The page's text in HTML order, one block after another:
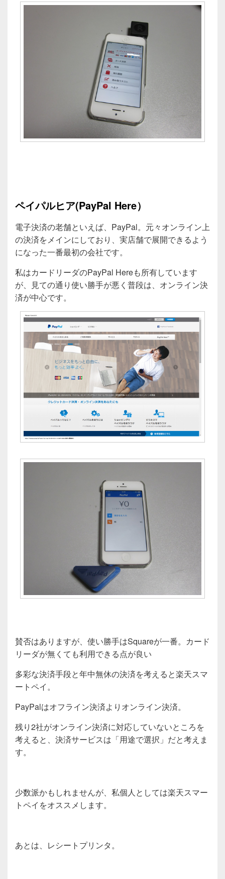
ペイパルヒア(PayPal Here）
電子決済の老舗といえば、PayPal。元々オンライン上
の決済をメインにしており、実店舗で展開できるよう
になった一番最初の会社です。
私はカードリーダのPayPal Hereも所有しています
が、見ての通り使い勝手が悪く普段は、オンライン決
済が中心です。
賛否はありますが、使い勝手はSquareが一番。カード
リーダが無くても利用できる点が良い
多彩な決済手段と年中無休の決済を考えると楽天スマ
ートペイ。
PayPalはオフライン決済よりオンライン決済。
残り2社がオンライン決済に対応していないところを
考えると、決済サービスは「用途で選択」だと考えま
す。
少数派かもしれませんが、私個人としては楽天スマー
トペイをオススメします。
あとは、レシートプリンタ。